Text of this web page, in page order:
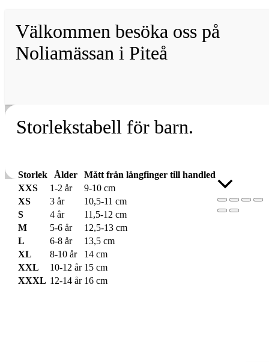
Välkommen besöka oss på
Noliamässan i Piteå
Storlekstabell för barn.
Storlek Ålder
Mått från långfinger till handled
XXS
1-2 år
9-10 cm
XS
3 år
10,5-11 cm
S
4 år
11,5-12 cm
M
5-6 år
12,5-13 cm
L
6-8 år
13,5 cm
XL
8-10 år
14 cm
XXL
10-12 år 15 cm
XXXL 12-14 år 16 cm